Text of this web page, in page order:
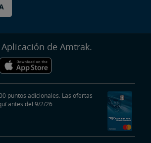
de Amtrak.
puntos adicionales. Las ofertas
antes del 9/2/26.